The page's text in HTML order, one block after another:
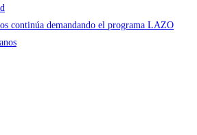
continúa demandando el programa LAZO